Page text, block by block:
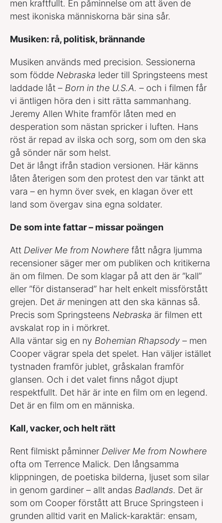
men kraftfullt. En påminnelse om att även de
mest ikoniska människorna bär sina sår.
Musiken: rå, politisk, brännande
Musiken används med precision. Sessionerna
som födde Nebraska leder till Springsteens mest
laddade låt – Born in the U.S.A. – och i filmen får
vi äntligen höra den i sitt rätta sammanhang.
Jeremy Allen White framför låten med en
desperation som nästan spricker i luften. Hans
röst är repad av ilska och sorg, som om den ska
gå sönder när som helst.
Det är långt ifrån stadion versionen. Här känns
låten återigen som den protest den var tänkt att
vara – en hymn över svek, en klagan över ett
land som övergav sina egna soldater.
De som inte fattar – missar poängen
Att Deliver Me from Nowhere fått några ljumma
recensioner säger mer om publiken och kritikerna
än om filmen. De som klagar på att den är ”kall”
eller ”för distanserad” har helt enkelt missförstått
grejen. Det ärmeningen att den ska kännas så.
Precis som Springsteens Nebraska är filmen ett
avskalat rop in i mörkret.
Alla väntar sig en ny Bohemian Rhapsody – men
Cooper vägrar spela det spelet. Han väljer istället
tystnaden framför jublet, gråskalan framför
glansen. Och i det valet finns något djupt
respektfullt. Det här är inte en film om en legend.
Det är en film om en människa.
Kall, vacker, och helt rätt
Rent filmiskt påminner Deliver Me from Nowhere
ofta om Terrence Malick. Den långsamma
klippningen, de poetiska bilderna, ljuset som silar
in genom gardiner – allt andas Badlands. Det är
som om Cooper förstått att Bruce Springsteen i
grunden alltid varit en Malick-karaktär: ensam,